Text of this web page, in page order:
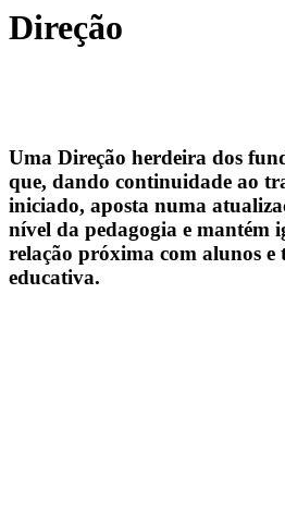
Direção
Uma Direção herdeira dos
que, dando continuidade ao
iniciado, aposta numa
nível da pedagogia e mantém
relação próxima com alunos e
educativa.